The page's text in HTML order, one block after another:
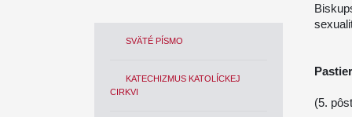
SVÄTÉ PÍSMO
KATECHIZMUS KATOLÍCKEJ
CIRKVI
(5.